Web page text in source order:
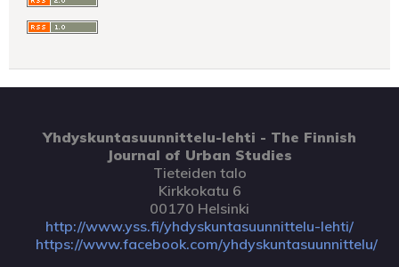
Yhdyskuntasuunnittelu-lehti - The Finnish
Journal of Urban Studies
Tieteiden talo
Kirkkokatu 6
00170 Helsinki
http://www.yss.fi/yhdyskuntasuunnittelu-lehti/
https://www.facebook.com/yhdyskuntasuunnittelu/